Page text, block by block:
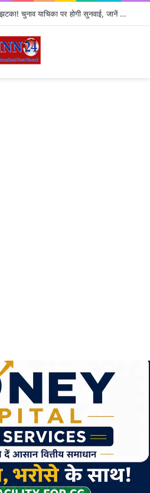
AI जेनरेटेड डीपफेक पर सरकार का बड़ा एक्शन, कड़े हुए नियम; सोशल मीडिया प्लेटफॉर्म्स की बढ़ी जवाबदेही